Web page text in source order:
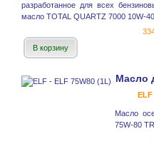
разработанное для всех
масло TOTAL QUARTZ 7000 10W-40
В корзину
Масло
Масло
75W-80